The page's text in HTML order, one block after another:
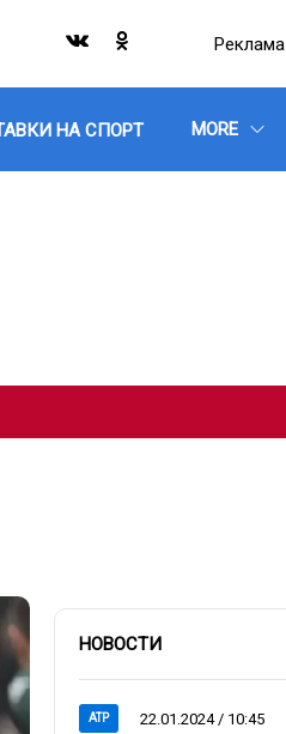
Реклама
НА СПОРТ MORE
НОВОСТИ
ATP 22.01.2024 / 10:45